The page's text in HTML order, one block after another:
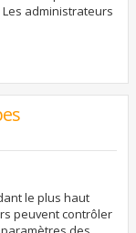
administrateurs
le plus haut
peuvent contrôler